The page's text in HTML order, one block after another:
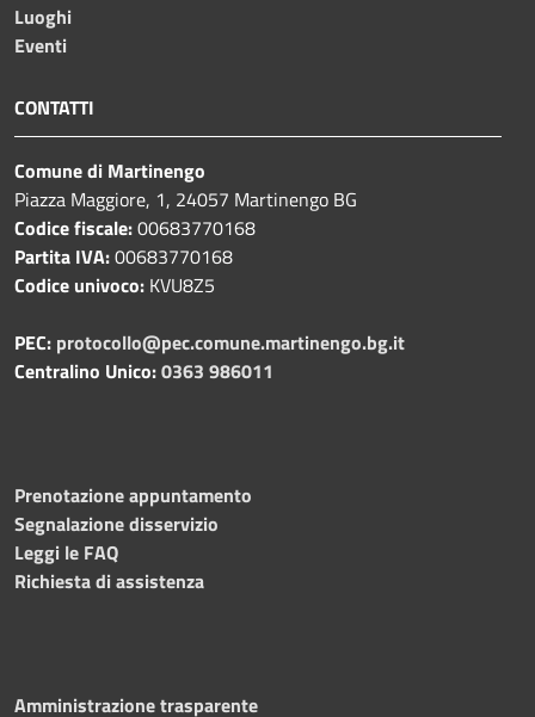
Luoghi
Eventi
CONTATTI
Comune di Martinengo
Piazza Maggiore, 1, 24057 Martinengo BG
Codice fiscale:00683770168
Partita IVA:00683770168
Codice univoco: KVU8Z5
PEC: protocollo@pec.comune.martinengo.bg.it
Centralino Unico:0363 986011
Prenotazione appuntamento
Segnalazione disservizio
Leggi le FAQ
Richiesta di assistenza
Amministrazione trasparente